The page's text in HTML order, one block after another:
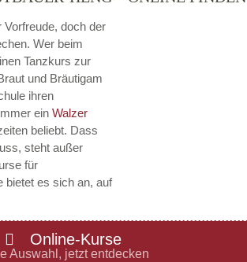
—
doch der
Wer beim
Tanzkurs zur
und Bräutigam
ihren
ein Walzer
beliebt. Dass
steht außer
für
bietet es sich an, auf
Online-Kurse
Auswahl, jetzt entdecken